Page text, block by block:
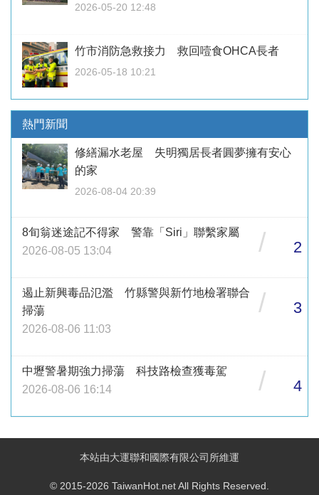
2026-05-20 12:48
竹市消防急救接力 救回噎食OHCA長者
2026-05-18 10:21
熱門新聞
修繕漏水老屋 失明獨居長者圓夢擁有安心
的家
2026-08-04 20:39
8旬翁迷途記不得家 警靠「Siri」聯繫家屬
2026-08-05 13:04
/ 2
遏止新興毒品氾濫 竹縣警與新竹地檢署聯合
掃蕩
2026-08-06 11:03
/ 3
中壢警暑期強力掃蕩 科技路檢查獲毒駕
2026-08-06 16:14
/ 4
本站由大運聯和國際有限公司所維運
© 2015-2026 TaiwanHot.net All Rights Reserved.